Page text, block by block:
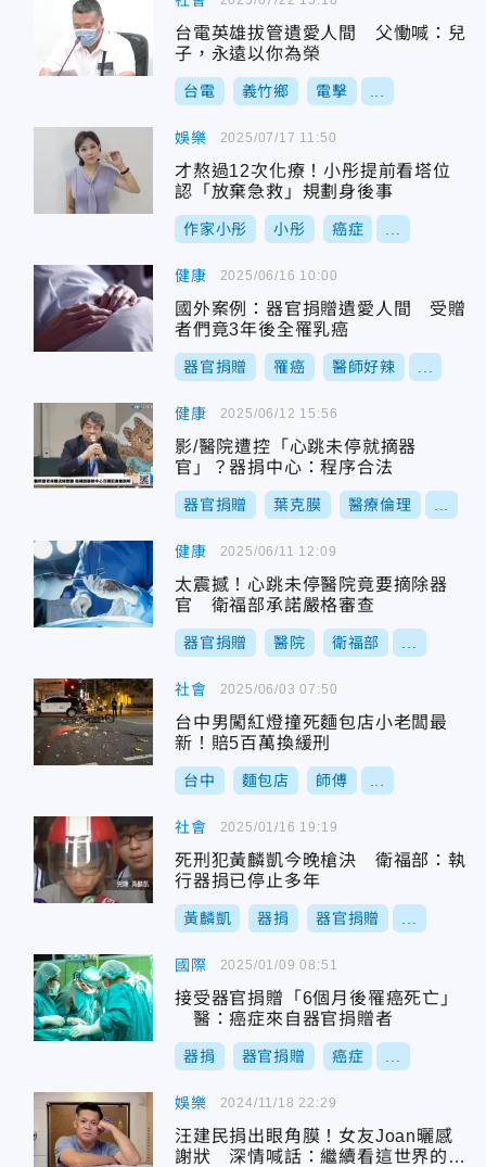
台電英雄拔管遺愛人間 父慟喊：兒
子，永遠以你為榮
台電 義竹鄉 電擊
娛樂
才熬過12次化療！小彤提前看塔位
認「放棄急救」規劃身後事
作家小彤 小彤 癌症
2025/07/17 11:50
健康
國外案例：器官捐贈遺愛人間 受贈
者們竟3年後全罹乳癌
器官捐贈 罹癌 醫師好辣
2025/06/16 10:00
健康
影/醫院遭控「心跳未停就摘器
官」？器捐中心：程序合法
器官捐贈 葉克膜 醫療倫理
2025/06/12 15:56
健康
太震撼！心跳未停醫院竟要摘除器
官 衛福部承諾嚴格審查
器官捐贈 醫院 衛福部
2025/06/11 12:09
社會
台中男闖紅燈撞死麵包店小老闆最
新！賠5百萬換緩刑
台中 麵包店 師傅
2025/06/03 07:50
社會
死刑犯黃麟凱今晚槍決 衛福部：執
行器捐已停止多年
黃麟凱 器捐 器官捐贈
2025/01/16 19:19
國際
接受器官捐贈「6個月後罹癌死亡」
醫：癌症來自器官捐贈者
器捐 器官捐贈 癌症
2025/01/09 08:51
娛樂
汪建民捐出眼角膜！女友Joan曬感
謝狀 深情喊話：繼續看這世界的美
2024/11/18 22:29